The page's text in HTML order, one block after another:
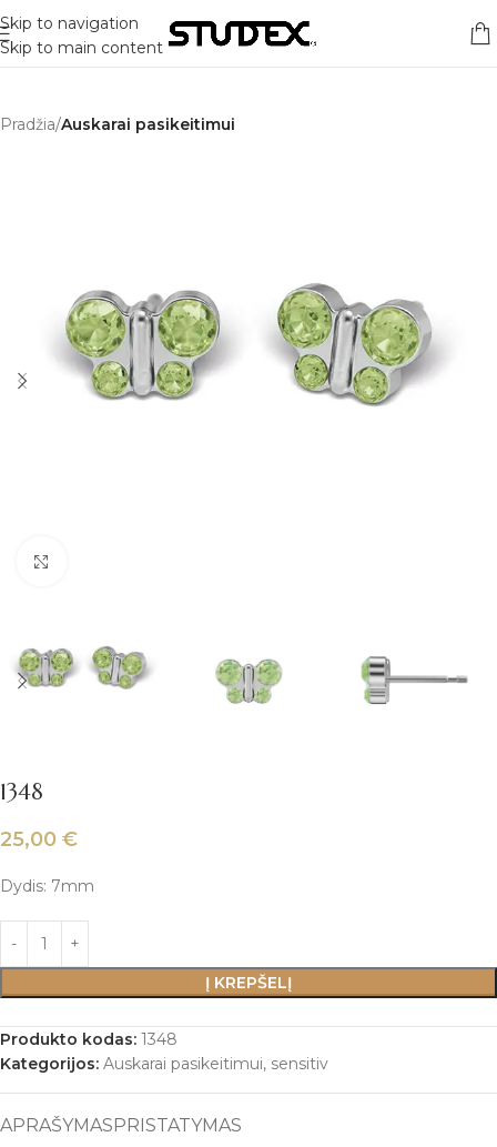
Skip to navigation
Skip to main content
Pradžia Auskarai pasikeitimui
1348
25,00 €
Dydis: 7mm
Į KREPŠELĮ
Produkto kodas: 1348
Kategorijos: Auskarai pasikeitimui, sensitiv
APRAŠYMAS PRISTATYMAS